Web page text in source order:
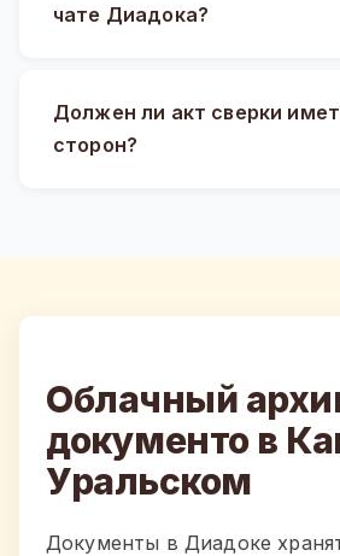
чате Диадока?
Должен ли акт сверки
сторон?
Облачный
документо в
Уральском
Документы в Диадоке